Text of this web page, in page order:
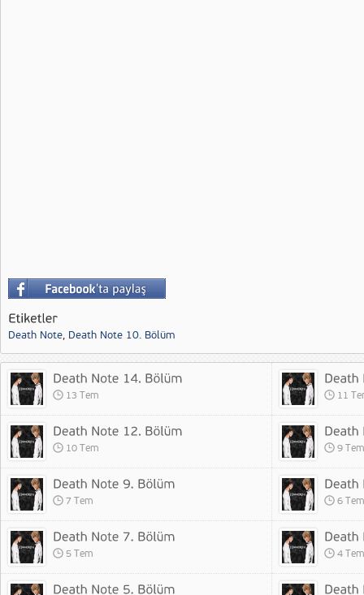
Death Note, Death Note 10. Bölüm
13 Tem 11
10 Tem 9 Tem
7 Tem 6 Tem
5 Tem 4 Tem